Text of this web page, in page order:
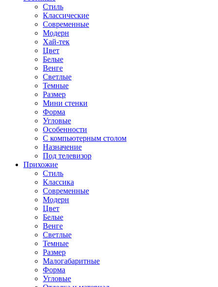
Стиль
Классические
Современные
Модерн
Хай-тек
Цвет
Белые
Венге
Светлые
Темные
Размер
Мини стенки
Форма
Угловые
Особенности
С компьютерным столом
Назначение
Под телевизор
Прихожие
Стиль
Классика
Современные
Модерн
Цвет
Белые
Венге
Светлые
Темные
Размер
Малогабаритные
Форма
Угловые